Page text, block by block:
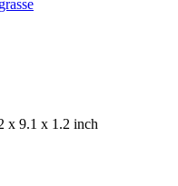
x 9.1 x 1.2 inch